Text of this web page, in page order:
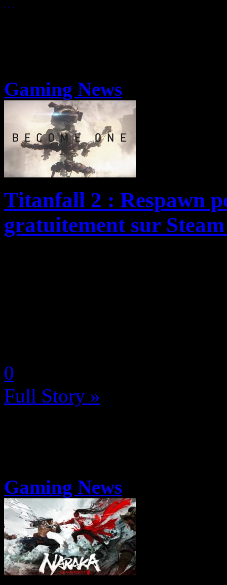
Gaming News
Titanfall 2 : Respawn
gratuitement sur
0
Full Story »
Gaming News